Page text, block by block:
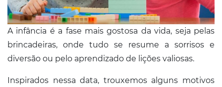
A infância é a fase mais gostosa da vida, seja pelas
brincadeiras, onde tudo se resume a sorrisos e
diversão ou pelo aprendizado de lições valiosas.
Inspirados nessa data, trouxemos alguns motivos